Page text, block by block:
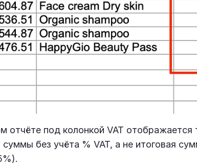
отчёте под колонкой VAT отображается
без учёта % VAT, а не итоговая